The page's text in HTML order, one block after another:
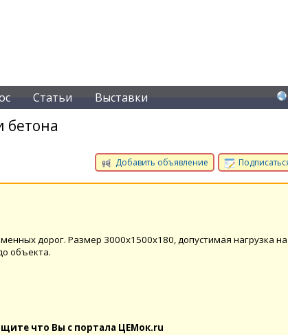
Статьи Выставки
бетона
Добавить объявление
дорог. Размер 3000х1500х180, допустимая нагрузка на
объекта.
что Вы с портала ЦЕМок.ru